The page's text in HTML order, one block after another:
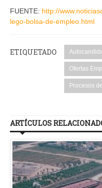
FUENTE: http://
lego-bolsa-de-empleo.html
ETIQUETADO
Ofertas
Procesos
ARTÍCULOS